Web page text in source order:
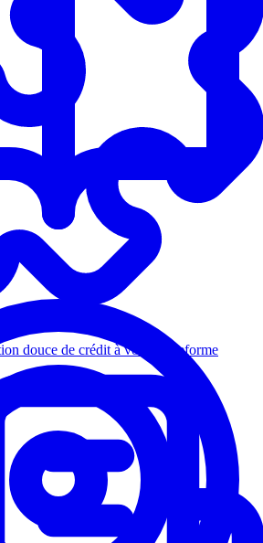
douce de crédit à votre plateforme